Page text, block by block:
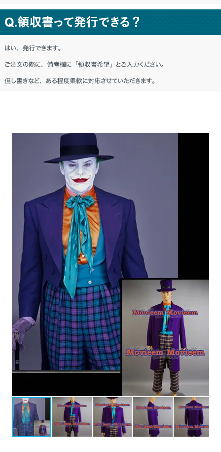
秋田県 M・I様「(プレゼント用だったの
で) デザインも品質の良さも気に入っても
らえたようで良かったです。」